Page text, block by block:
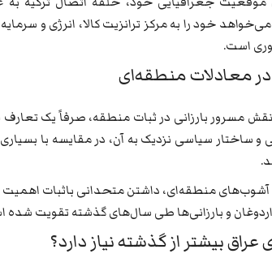
خود را به مرکز ترانزیت کالا، انرژی و
است.
نقش مسرور بارزانی در ثبات منطقه، صرفاً یک تعارف
و ساختار سیاسی نزدیک به آن، در مقایسه با
آشوب‌های منطقه‌ای، داشتن متحدانی باثبات اهمیت
و بارزانی‌ها طی سال‌های گذشته تقویت شده
عراق بیشتر از گذشته نیاز دارد؟